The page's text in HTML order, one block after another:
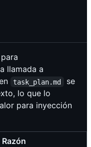
llamada a
task_plan.md
se
lo que lo
para inyección
Razón